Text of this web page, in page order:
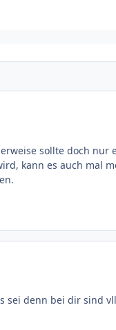
sollte doch nur
kann es auch mal
sei denn bei dir sind